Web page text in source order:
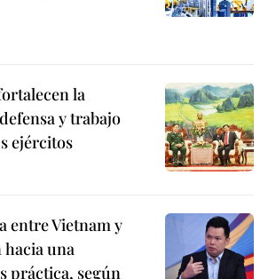
la
y trabajo
ejércitos
entre Vietnam y
hacia una
práctica, según